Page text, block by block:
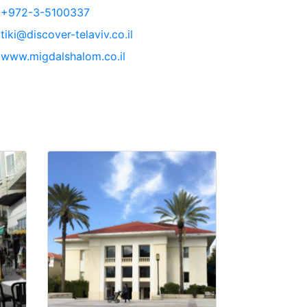
+972-3-5100337
tiki@discover-telaviv.co.il
www.migdalshalom.co.il